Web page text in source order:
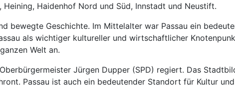
Heining, Haidenhof Nord und Süd, Innstadt und Neustift.
bewegte Geschichte. Im Mittelalter war Passau ein
als wichtiger kultureller und wirtschaftlicher
Welt an.
Jürgen Dupper (SPD) regiert. Das
Passau ist auch ein bedeutender Standort für Kultur